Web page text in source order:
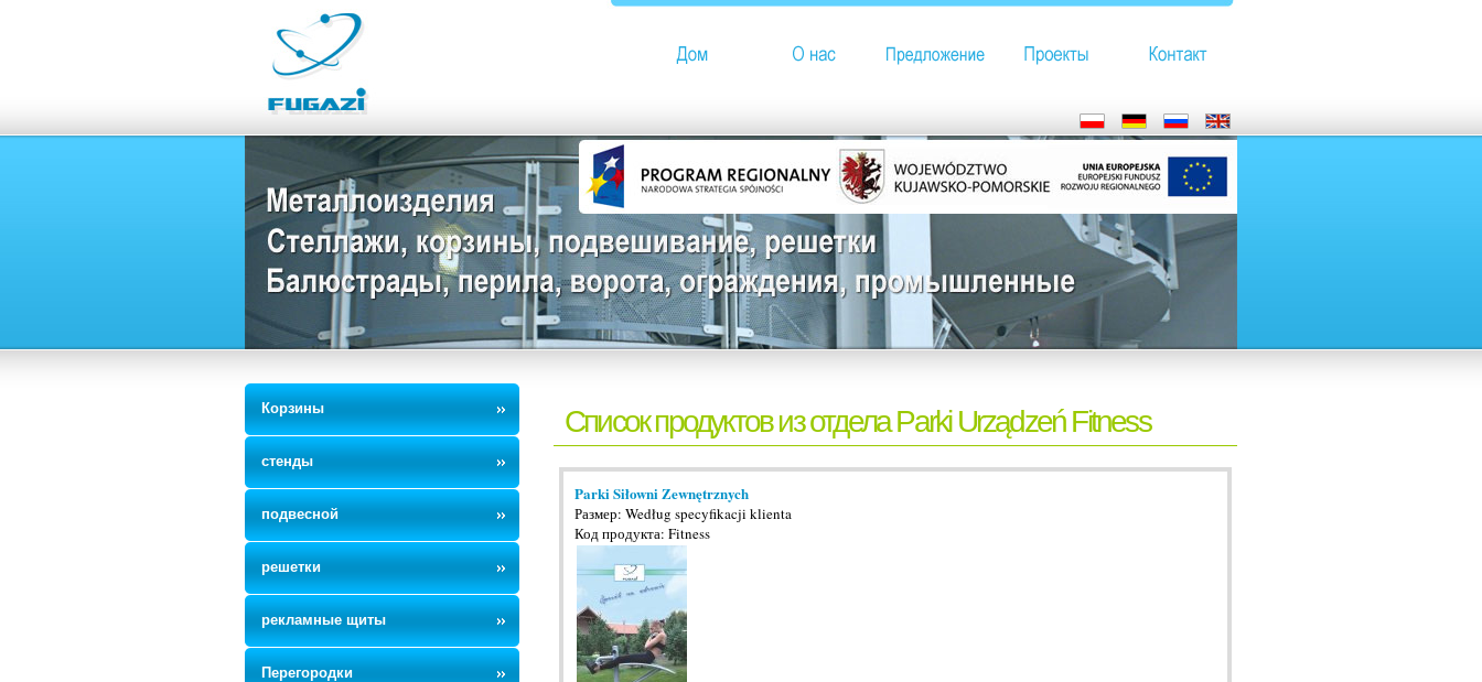
Корзины
стенды
подвесной
решетки
рекламные щиты
Перегородки
Список продуктов из отдела Parki Urządzeń Fitness
Parki Siłowni Zewnętrznych
Размер: Według specyfikacji klienta
Код продукта: Fitness